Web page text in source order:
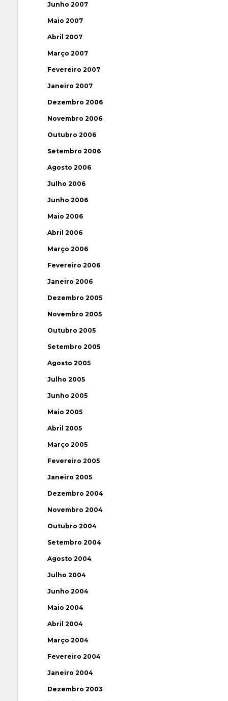
Junho 2007
Maio 2007
Abril 2007
Março 2007
Fevereiro 2007
Janeiro 2007
Dezembro 2006
Novembro 2006
Outubro 2006
Setembro 2006
Agosto 2006
Julho 2006
Junho 2006
Maio 2006
Abril 2006
Março 2006
Fevereiro 2006
Janeiro 2006
Dezembro 2005
Novembro 2005
Outubro 2005
Setembro 2005
Agosto 2005
Julho 2005
Junho 2005
Maio 2005
Abril 2005
Março 2005
Fevereiro 2005
Janeiro 2005
Dezembro 2004
Novembro 2004
Outubro 2004
Setembro 2004
Agosto 2004
Julho 2004
Junho 2004
Maio 2004
Abril 2004
Março 2004
Fevereiro 2004
Janeiro 2004
Dezembro 2003